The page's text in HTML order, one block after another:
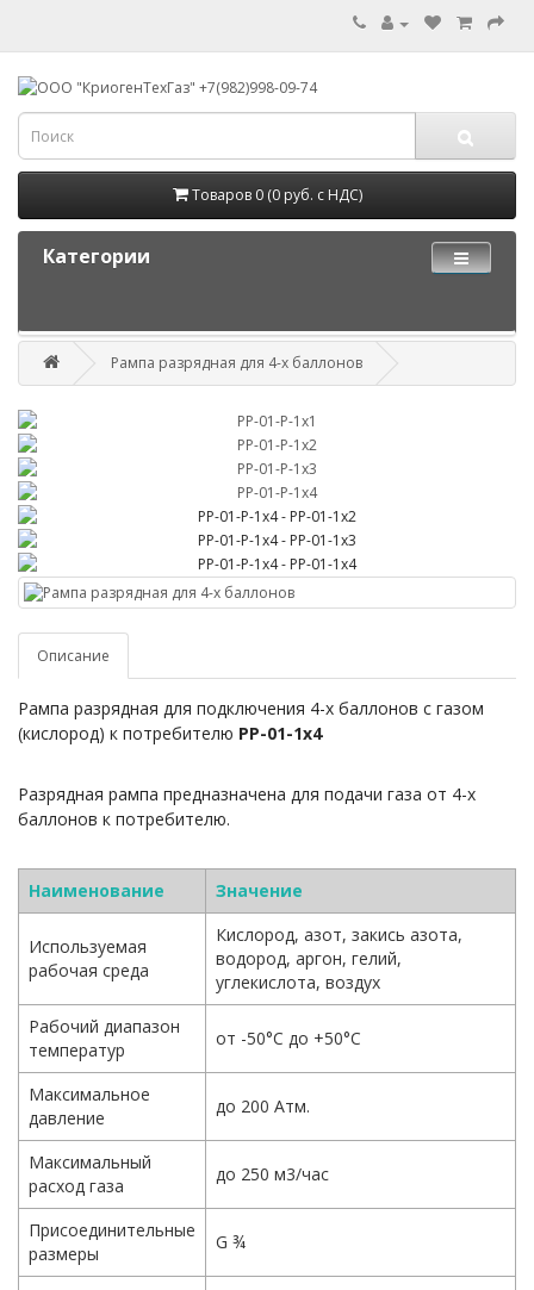
Товаров 0 (0 руб. с НДС)
Категории
Рампа разрядная для 4-х баллонов
Описание
Рампа разрядная для подключения 4-х баллонов с газом
(кислород) к потребителю РР-01-1х4
Разрядная рампа предназначена для подачи газа от 4-х
баллонов к потребителю.
Наименование Значение
Используемая
рабочая среда
Кислород, азот, закись азота,
водород, аргон, гелий,
углекислота, воздух
Рабочий диапазон
температур
от -50°С до +50°С
Максимальное
давление
до 200 Атм.
Максимальный
расход газа
до 250 м3/час
Присоединительные
размеры
G ¾